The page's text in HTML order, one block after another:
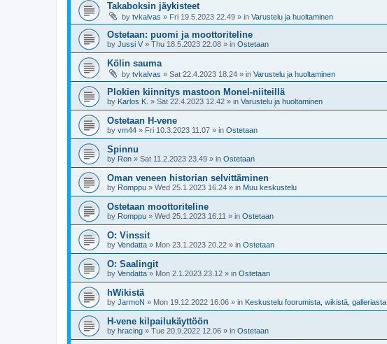
Takaboksin jäykisteet
by tvkalvas » Fri 19.5.2023 22.49 » in Varustelu ja huoltaminen
Ostetaan: puomi ja moottoriteline
by Jussi V » Thu 18.5.2023 22.08 » in Ostetaan
Kölin sauma
by tvkalvas » Sat 22.4.2023 18.24 » in Varustelu ja huoltaminen
Plokien kiinnitys mastoon Monel-niiteillä
by Karlos K. » Sat 22.4.2023 12.42 » in Varustelu ja huoltaminen
Ostetaan H-vene
by vm44 » Fri 10.3.2023 11.07 » in Ostetaan
Spinnu
by Ron » Sat 11.2.2023 23.49 » in Ostetaan
Oman veneen historian selvittäminen
by Romppu » Wed 25.1.2023 16.24 » in Muu keskustelu
Ostetaan moottoriteline
by Romppu » Wed 25.1.2023 16.11 » in Ostetaan
O: Vinssit
by Vendatta » Mon 23.1.2023 20.22 » in Ostetaan
O: Saalingit
by Vendatta » Mon 2.1.2023 23.12 » in Ostetaan
hWikistä
by JarmoN » Mon 19.12.2022 16.06 » in Keskustelu foorumista, wikistä, galleriasta
H-vene kilpailukäyttöön
by hracing » Tue 20.9.2022 12.06 » in Ostetaan